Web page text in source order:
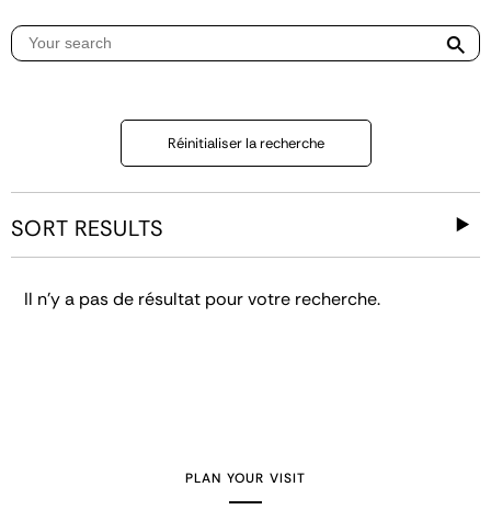
Réinitialiser la recherche
SORT RESULTS
Il n'y a pas de résultat pour votre recherche.
PLAN YOUR VISIT